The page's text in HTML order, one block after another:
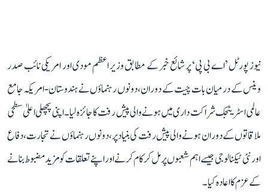
نیوز پورٹل ’اے بی پی‘ پر شائع خبر کے مطابق وزیر اعظم مودی اور امریکی نائب صدر
وینس کے درمیان بات چیت کے دوران، دونوں رہنماؤں نے ہندوستان-امریکہ جامع
عالمی اسٹریٹجک شراکت داری میں ہونے والی پیش رفت کا جائزہ لیا۔ اپنی پچھلی اعلیٰ سطحی
ملاقاتوں کے دوران ہونے والی پیش رفت کی بنیاد پر، دونوں رہنماؤں نے تجارت، دفاع
اور نئی ٹیکنالوجی جیسے اہم شعبوں پر مل کر کام کرنے اور اپنے تعلقات کو مزید مضبوط بنانے
کے عزم کا اعادہ کیا۔